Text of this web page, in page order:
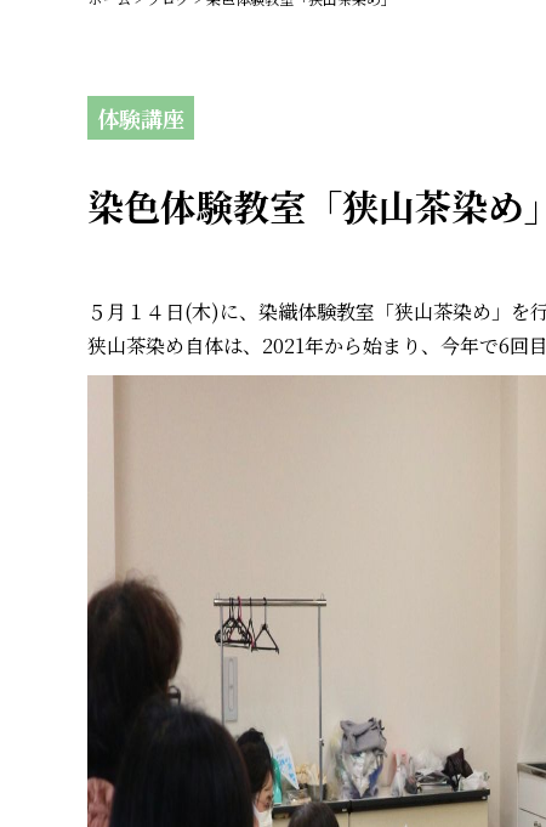
体験講座
染色体験教室「狭山茶染め」
５月１４日(木)に、染織体験教室「狭山茶染め」を行
狭山茶染め自体は、2021年から始まり、今年で6回目